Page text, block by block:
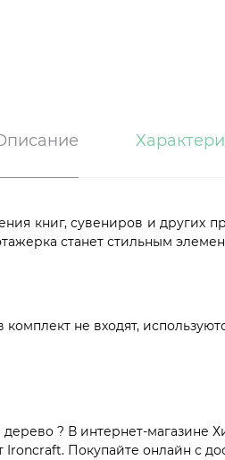
книг, сувениров и других
станет стильным
не входят,
? В интернет-магазине
Покупайте онлайн с